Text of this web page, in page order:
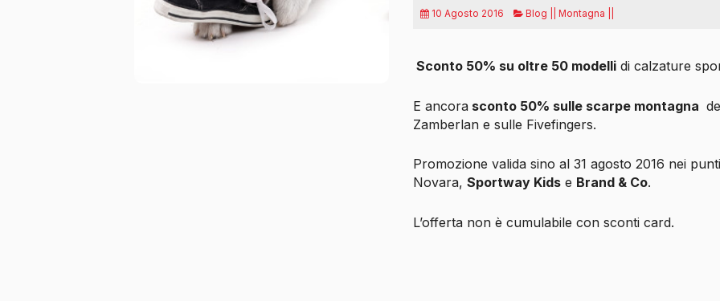
10 Agosto 2016 Blog || Montagna ||
Sconto 50% su oltre 50 modellidi calzature
E ancorasconto 50% sulle scarpe montagna
Zamberlan e sulle Fivefingers.
Promozione valida sino al 31 agosto 2016 nei
Novara, Sportway Kidse Brand & Co.
L’offerta non è cumulabile con sconti card.